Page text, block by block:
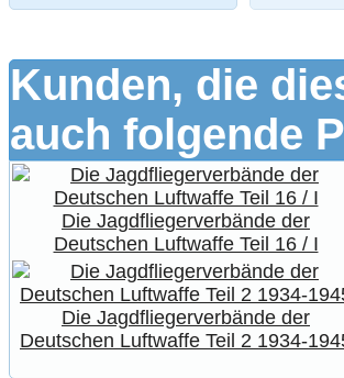
Kunden, die
auch folgende
Die Jagdfliegerverbände der
Deutschen Luftwaffe Teil 16 / I
Die Jagdfliegerverbände der
Deutschen Luftwaffe Teil 2 1934-